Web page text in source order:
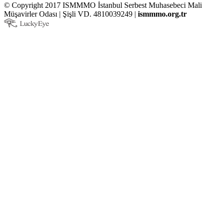
© Copyright 2017 ISMMMO İstanbul Serbest Muhasebeci Mali
Müşavirler Odası | Şişli VD. 4810039249 | ismmmo.org.tr